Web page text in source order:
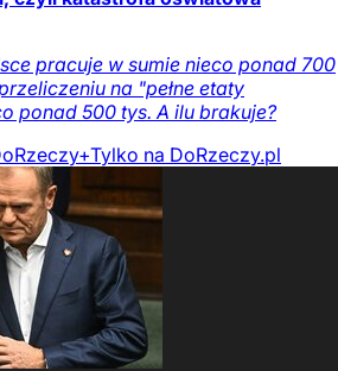
pracuje w sumie nieco ponad 700
na "pełne etaty
ponad 500 tys. A ilu brakuje?
Tylko na DoRzeczy.pl